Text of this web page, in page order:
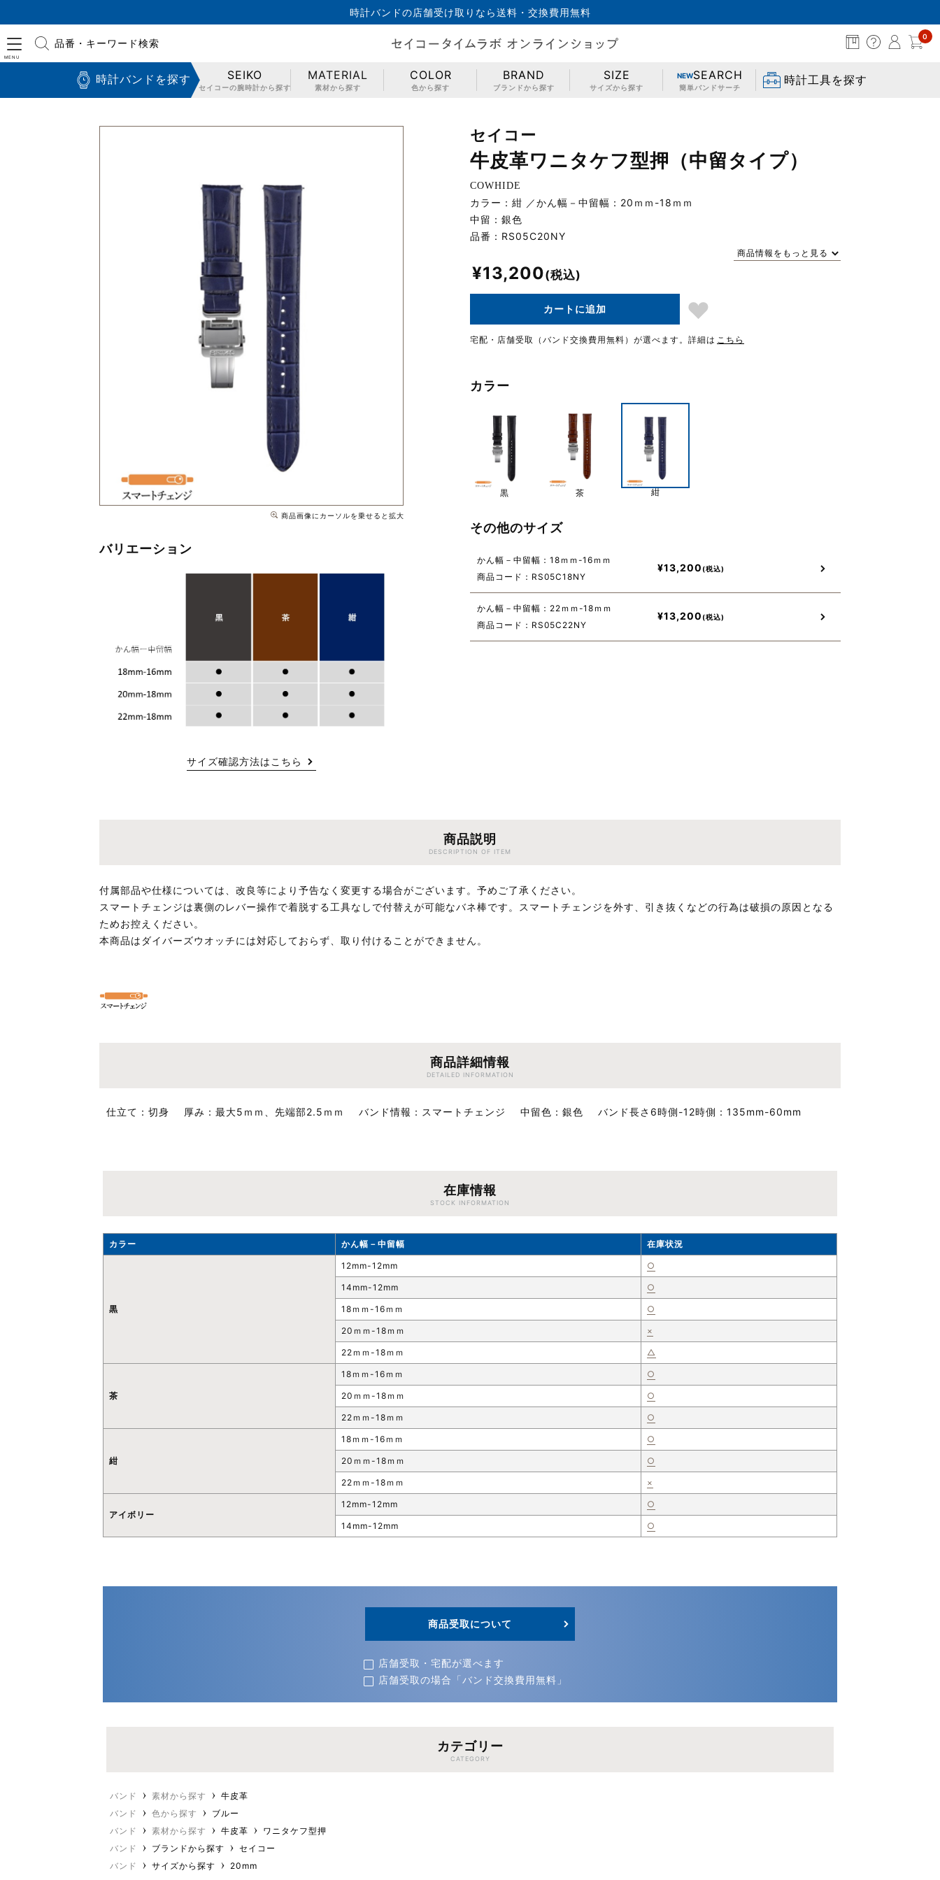
時計バンドの店舗受け取りなら送料・交換費用無料
品番・キーワード検索
0
時計バンドを探す SEIKO
セイコーの腕時計から探す
MATERIAL
素材から探す
COLOR
色から探す
BRAND
ブランドから探す
SIZE
サイズから探す
NEWSEARCH
簡単バンドサーチ
時計工具を探す
商品画像にカーソルを乗せると拡大
バリエーション
サイズ確認方法はこちら
セイコー
牛皮革ワニタケフ型押（中留タイプ）
COWHIDE
カラー：紺
かん幅－中留幅：20ｍｍ-18ｍｍ
中留：銀色
品番： RS05C20NY
商品情報をもっと見る
¥13,200
カートに追加
宅配・店舗受取（バンド交換費用無料）が選べます。 詳細は こちら
カラー
黒 茶 紺
その他のサイズ
かん幅－中留幅：18ｍｍ-16ｍｍ
商品コード：RS05C18NY
¥13,200
かん幅－中留幅：22ｍｍ-18ｍｍ
商品コード：RS05C22NY
¥13,200
商品説明
DESCRIPTION OF ITEM
付属部品や仕様については、改良等により予告なく変更する場合がございます。予めご了承ください。
スマートチェンジは裏側のレバー操作で着脱する工具なしで付替えが可能なバネ棒です。スマートチェンジを外す、引き抜くなどの行為は破損の原因となる
ためお控えください。
本商品はダイバーズウオッチには対応しておらず、取り付けることができません。
商品詳細情報
DETAILED INFORMATION
仕立て 切身 厚み 最大5ｍｍ、先端部2.5ｍｍ バンド情報 スマートチェンジ 中留色 銀色 バンド長さ6時側-12時側 135mm-60mm
在庫情報
STOCK INFORMATION
カラー かん幅－中留幅 在庫状況
黒
12mm-12mm ○
14mm-12mm ○
18ｍｍ-16ｍｍ ○
20ｍｍ-18ｍｍ ×
22ｍｍ-18ｍｍ △
茶
18ｍｍ-16ｍｍ ○
20ｍｍ-18ｍｍ ○
22ｍｍ-18ｍｍ ○
紺
18ｍｍ-16ｍｍ ○
20ｍｍ-18ｍｍ ○
22ｍｍ-18ｍｍ ×
アイボリー
12mm-12mm ○
14mm-12mm ○
商品受取について
店舗受取・宅配が選べます
店舗受取の場合「バンド交換費用無料」
カテゴリー
CATEGORY
バンド 素材から探す
牛皮革
バンド
色から探す
ブルー
バンド
素材から探す 牛皮革
ワニタケフ型押
バンド
ブランドから探す
セイコー
バンド
サイズから探す 20mm